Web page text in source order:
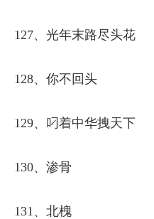
127、光年末路尽头花
128、你不回头
129、叼着中华拽天下
130、渗骨
131、北槐